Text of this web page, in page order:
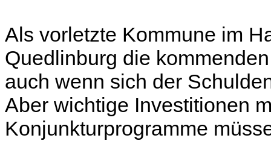
Als vorletzte Kommune im
Quedlinburg die
auch wenn sich der
Aber wichtige Investitionen
Konjunkturprogramme